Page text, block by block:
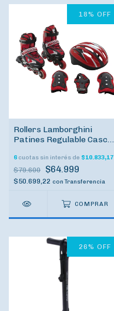
18% OFF
Rollers Lamborghini
Patines Regulable Casco
Rodillera OUTLET
6 cuotas sin interés de $10.833,17
$79.600 $64.999
$50.699,22 con Transferencia
COMPRAR
26% OFF